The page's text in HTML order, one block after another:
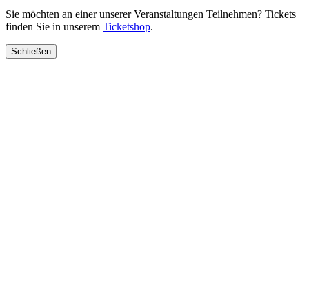
Sie möchten an einer unserer Veranstaltungen Teilnehmen? Tickets
finden Sie in unserem Ticketshop.
Schließen